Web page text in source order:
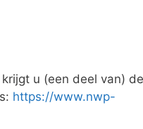
u (een deel van)
https://www.nwp-